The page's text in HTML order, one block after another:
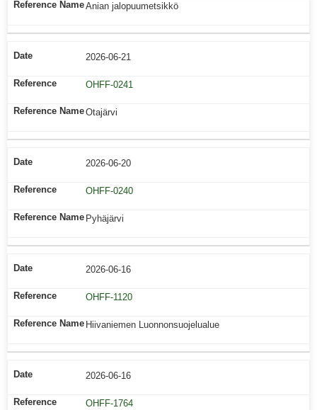
Anian jalopuumetsikkö
2026-06-21
OHFF-0241
Otajärvi
2026-06-20
OHFF-0240
Pyhäjärvi
2026-06-16
OHFF-1120
Hiivaniemen Luonnonsuojelualue
2026-06-16
OHFF-1764